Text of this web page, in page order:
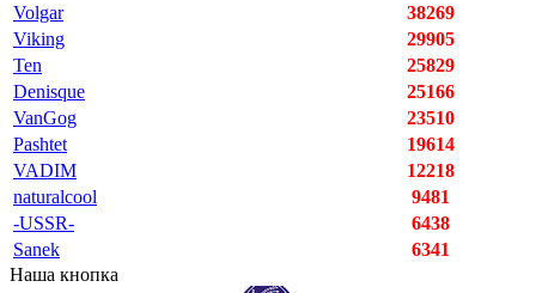
Volgar
38269
Viking
29905
Ten
25829
Denisque
25166
VanGog
23510
Pashtet
19614
VADIM
12218
naturalcool
9481
-USSR-
6438
Sanek
6341
Наша кнопка